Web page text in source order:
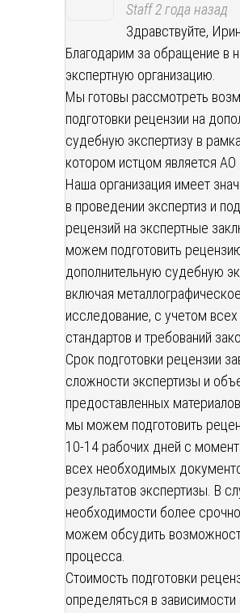
Staff2 года назад
Здравствуйте,
Благодарим за обращение в
экспертную организацию.
Мы готовы рассмотреть
подготовки рецензии на
судебную экспертизу в
котором истцом является АО
Наша организация имеет
в проведении экспертиз и
рецензий на экспертные
можем подготовить
дополнительную судебную
включая металлографическое
исследование, с учетом
стандартов и требований
Срок подготовки рецензии
сложности экспертизы и
предоставленных
мы можем подготовить
10-14 рабочих дней с
всех необходимых
результатов экспертизы. В
необходимости более
можем обсудить
процесса.
Стоимость подготовки
определяться в